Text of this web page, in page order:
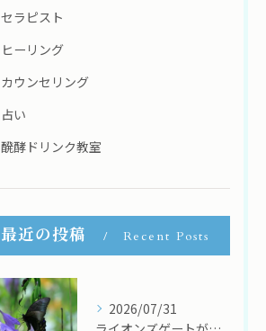
セラピスト
ヒーリング
カウンセリング
占い
醗酵ドリンク教室
最近の投稿 Recent Posts
2026/07/31